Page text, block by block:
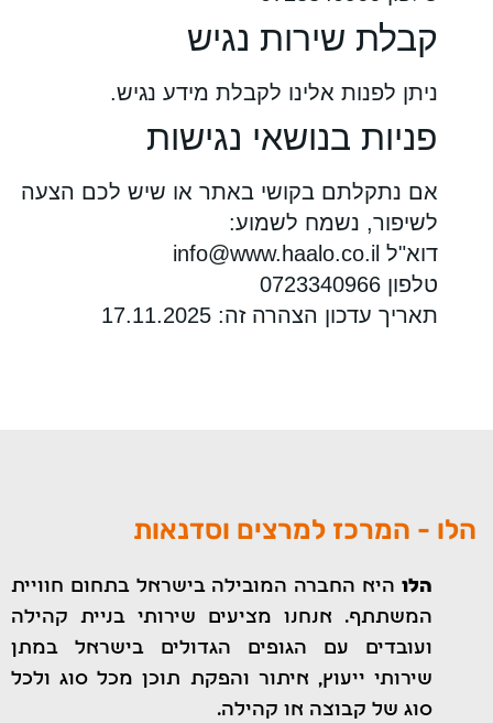
קבלת שירות נגיש
ניתן לפנות אלינו לקבלת מידע נגיש.
פניות בנושאי נגישות
אם נתקלתם בקושי באתר או שיש לכם הצעה
לשיפור, נשמח לשמוע:
דוא"ל info@www.haalo.co.il
טלפון 0723340966
תאריך עדכון הצהרה זה: 17.11.2025
הלו - המרכז למרצים וסדנאות
הלו היא החברה המובילה בישראל בתחום חוויית
המשתתף. אנחנו מציעים שירותי בניית קהילה
ועובדים עם הגופים הגדולים בישראל במתן
שירותי ייעוץ, איתור והפקת תוכן מכל סוג ולכל
סוג של קבוצה או קהילה.